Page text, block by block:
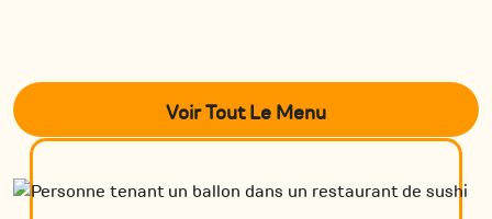
Voir Tout Le Menu